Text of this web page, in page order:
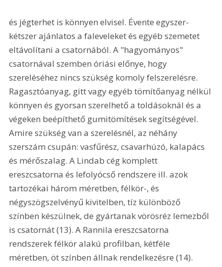
és jégterhet is könnyen elvisel. Évente egyszer-
kétszer ajánlatos a faleveleket és egyéb szemetet
eltávolítani a csatornából. A "hagyományos"
csatornával szemben óriási előnye, hogy
szereléséhez nincs szükség komoly felszerelésre.
Ragasztóanyag, gitt vagy egyéb tömítőanyag nélkül
könnyen és gyorsan szerelhető a toldásoknál és a
végeken beépíthető gumitömítések segítségével.
Amire szükség van a szerelésnél, az néhány
szerszám csupán: vasfűrész, csavarhúzó, kalapács
és mérőszalag. A Lindab cég komplett
ereszcsatorna és lefolyócső rendszere ill. azok
tartozékai három méretben, félkör-, és
négyszögszelvényű kivitelben, tíz különböző
színben készülnek, de gyártanak vörösréz lemezből
is csatornát (13). A Rannila ereszcsatorna
rendszerek félkör alakú profilban, kétféle
méretben, öt színben állnak rendelkezésre (14).